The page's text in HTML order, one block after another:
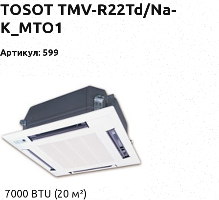
TOSOT TMV-R22Td/Na-
K_MTO1
Артикул: 599
7000 BTU (20 м²)